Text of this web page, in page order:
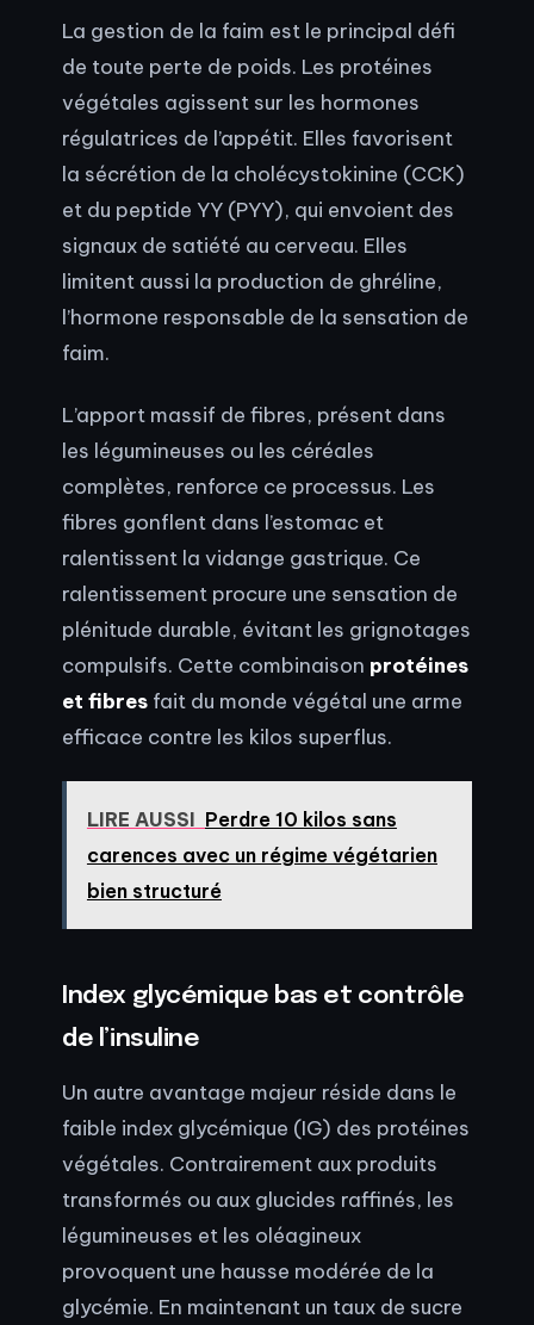
La gestion de la faim est le principal défi
de toute perte de poids. Les protéines
végétales agissent sur les hormones
régulatrices de l’appétit. Elles favorisent
la sécrétion de la cholécystokinine (CCK)
et du peptide YY (PYY), qui envoient des
signaux de satiété au cerveau. Elles
limitent aussi la production de ghréline,
l’hormone responsable de la sensation de
faim.
L’apport massif de fibres, présent dans
les légumineuses ou les céréales
complètes, renforce ce processus. Les
fibres gonflent dans l’estomac et
ralentissent la vidange gastrique. Ce
ralentissement procure une sensation de
plénitude durable, évitant les grignotages
compulsifs. Cette combinaison protéines
et fibres fait du monde végétal une arme
efficace contre les kilos superflus.
LIRE AUSSI Perdre 10 kilos sans
carences avec un régime végétarien
bien structuré
Index glycémique bas et contrôle
de l’insuline
Un autre avantage majeur réside dans le
faible index glycémique (IG) des protéines
végétales. Contrairement aux produits
transformés ou aux glucides raffinés, les
légumineuses et les oléagineux
provoquent une hausse modérée de la
glycémie. En maintenant un taux de sucre